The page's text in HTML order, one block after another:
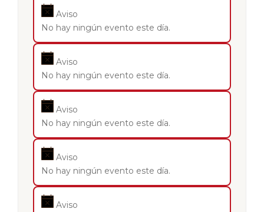
Aviso
No hay ningún evento este día.
Aviso
No hay ningún evento este día.
Aviso
No hay ningún evento este día.
Aviso
No hay ningún evento este día.
Aviso